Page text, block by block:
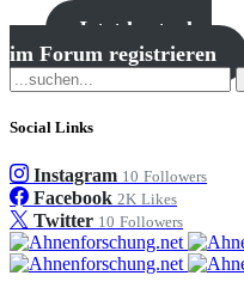
Jetzt kostenlos
im Forum registrieren
Social Links
Instagram 10 Followers
Facebook 2K Likes
Twitter 10 Followers